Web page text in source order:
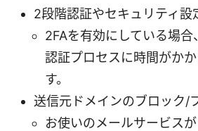
2段階認証やセキュリティ設
2FAを有効にしている場
認証プロセスに時間がか
す。
送信元ドメインのブロック/
お使いのメールサービス